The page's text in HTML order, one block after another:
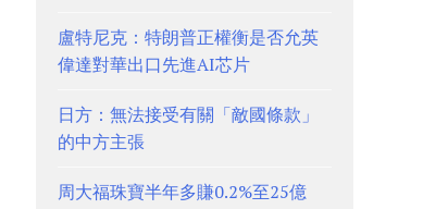
盧特尼克：特朗普正權衡是否允英
偉達對華出口先進AI芯片
日方：無法接受有關「敵國條款」
的中方主張
周大福珠寶半年多賺0.2%至25億